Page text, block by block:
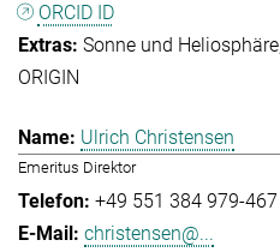
ORCID ID
Sonne und Heliosphäre
ORIGIN
Ulrich Christensen
Emeritus Direktor
+49 551 384 979-467
christensen@...